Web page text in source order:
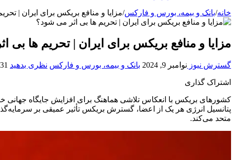
خانه/بانک و بیمه، بورس و فارکس/مزایا و منافع بریکس برای ایران |
مزایا و منافع بریکس برای ایران | تحریم ها بی
گسترش نیوز نوامبر 9, 2024 بانک و بیمه، بورس و فارکس نظری بدهید 31 بازدید
اشتراک گذاری
کشورهای بریکس با انعکاس تلاشی هماهنگ برای افزایش جایگاه جهانی
پتانسیل انرژی هر یک از اعضا، گسترش بریکس تأثیر عمیقی بر
متحد می‌کند.